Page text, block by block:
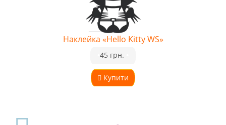
Наклейка «Hello Kitty WS»
Купити
45 грн.